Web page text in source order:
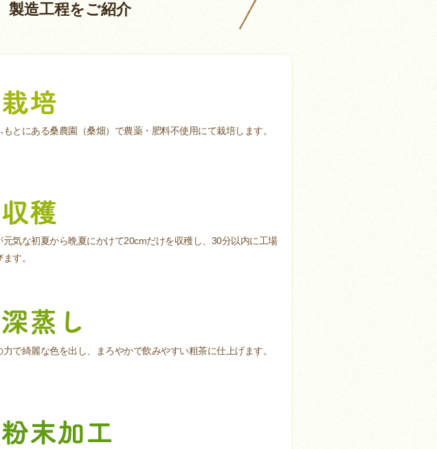
製造工程をご紹介
もとにある桑農園（桑畑）で農薬・肥料不使用にて栽培します。
元気な初夏から晩夏にかけて20cmだけを収穫し、30分以内に工場
す。
力で綺麗な色を出し、まろやかで飲みやすい粗茶に仕上げます。